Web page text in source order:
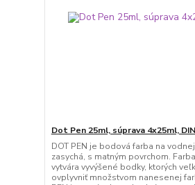
Dot Pen 25ml, súprava 4x25ml,
DOT PEN je bodová farba na
zasychá, s matným povrchom.
vytvára vyvýšené bodky, ktorých
ovplyvniť množstvom nanesenej